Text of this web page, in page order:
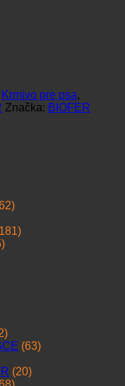
Krmivo pre psa,
Značka: BIOFER
(63)
(20)